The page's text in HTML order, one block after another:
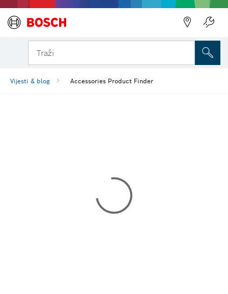
Traži
Vijesti & blog Accessories Product Finder